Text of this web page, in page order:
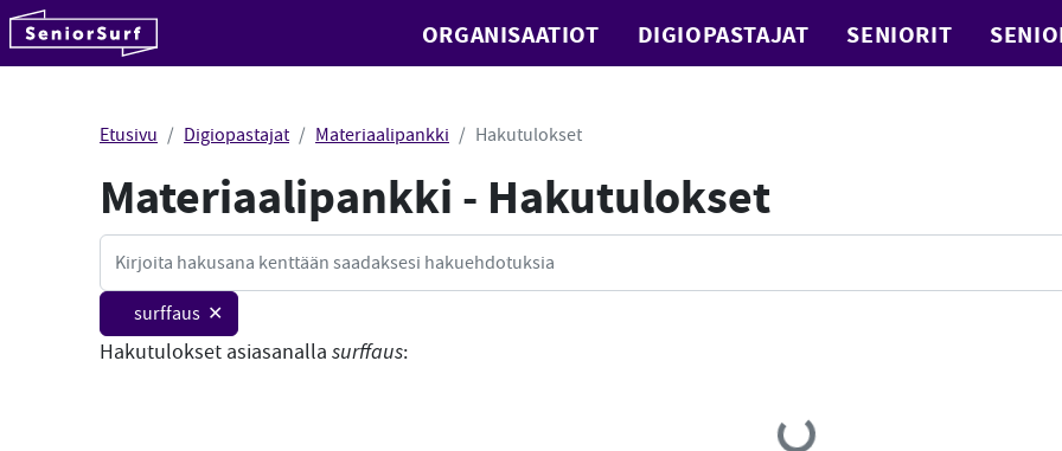
Hyppää sisältöön ORGANISAATIOT DIGIOPASTAJAT SENIORIT
Etusivu Digiopastajat Materiaalipankki Hakutulokset
Materiaalipankki - Hakutulokset
Haku
surffaus ✕
Hakutulokset asiasanalla surffaus:
Loading...